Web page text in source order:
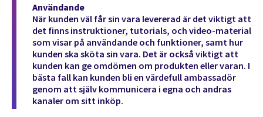
Användande
När kunden väl får sin vara levererad är det viktigt att
det finns instruktioner, tutorials, och video-material
som visar på användande och funktioner, samt hur
kunden ska sköta sin vara. Det är också viktigt att
kunden kan ge omdömen om produkten eller varan. I
bästa fall kan kunden bli en värdefull ambassadör
genom att själv kommunicera i egna och andras
kanaler om sitt inköp.